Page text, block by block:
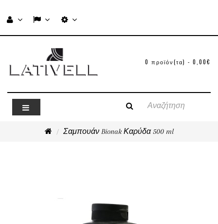
0 προϊόν(τα) - 0,00€
Σαμπουάν Bionak Καρύδα 500 ml